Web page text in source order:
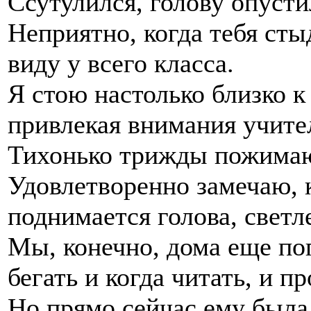
Неприятно, когда тебя
виду у всего класса.
Я стою настолько близко
привлекая внимания
Тихонько трижды
Удовлетворенно замечаю,
поднимается голова,
Мы, конечно, дома еще
бегать и когда читать, и